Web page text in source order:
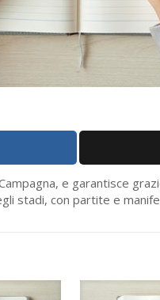
e garantisce
stadi, con partite e